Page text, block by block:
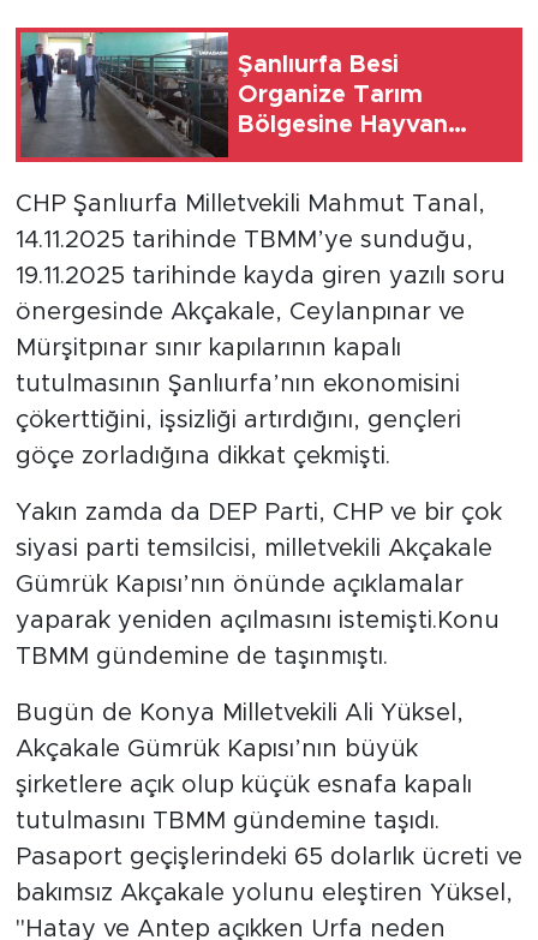
Şanlıurfa Besi
Organize Tarım
Bölgesine Hayvan
CHP Şanlıurfa Milletvekili Mahmut Tanal,
14.11.2025 tarihinde TBMM’ye sunduğu,
19.11.2025 tarihinde kayda giren yazılı soru
önergesinde Akçakale, Ceylanpınar ve
Mürşitpınar sınır kapılarının kapalı
tutulmasının Şanlıurfa’nın ekonomisini
çökerttiğini, işsizliği artırdığını, gençleri
göçe zorladığına dikkat çekmişti.
Yakın zamda da DEP Parti, CHP ve bir çok
siyasi parti temsilcisi, milletvekili Akçakale
Gümrük Kapısı’nın önünde açıklamalar
yaparak yeniden açılmasını istemişti.Konu
TBMM gündemine de taşınmıştı.
Bugün de Konya Milletvekili Ali Yüksel,
Akçakale Gümrük Kapısı’nın büyük
şirketlere açık olup küçük esnafa kapalı
tutulmasını TBMM gündemine taşıdı.
Pasaport geçişlerindeki 65 dolarlık ücreti ve
bakımsız Akçakale yolunu eleştiren Yüksel,
"Hatay ve Antep açıkken Urfa neden